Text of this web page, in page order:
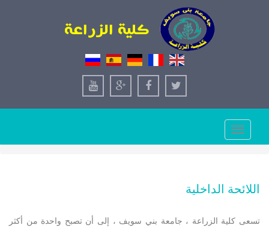
Toggle
navigation
اللائحة الداخلية
تسعى كلية الزراعة ، جامعة بني سويف ، إلى أن تصبح واحدة من أكثر